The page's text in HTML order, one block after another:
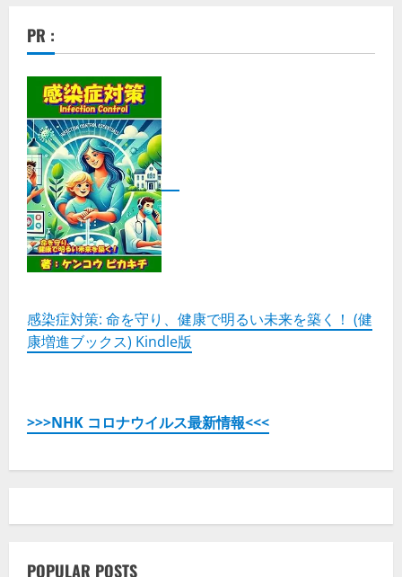
PR :
感染症対策: 命を守り、健康で明るい未来を築く！ (健
康増進ブックス) Kindle版
>>>NHK コロナウイルス最新情報<<<
POPULAR POSTS